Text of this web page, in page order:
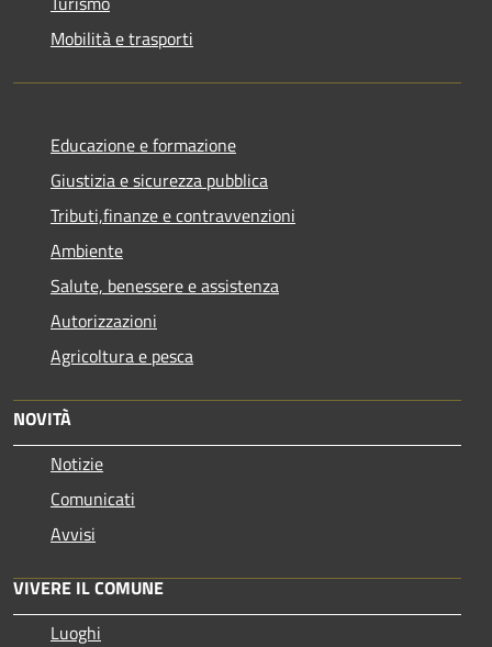
Mobilità e trasporti
Educazione e formazione
Giustizia e sicurezza pubblica
Tributi,finanze e contravvenzioni
Ambiente
Salute, benessere e assistenza
Autorizzazioni
Agricoltura e pesca
NOVITÀ
Notizie
Comunicati
Avvisi
VIVERE IL COMUNE
Luoghi